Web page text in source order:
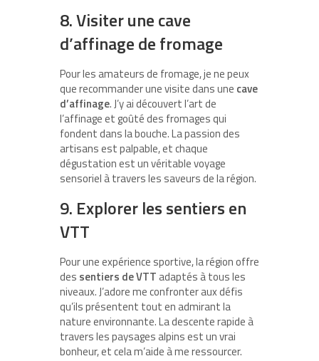
8. Visiter une cave
d’affinage de fromage
Pour les amateurs de fromage, je ne peux
que recommander une visite dans une cave
d’affinage. J’y ai découvert l’art de
l’affinage et goûté des fromages qui
fondent dans la bouche. La passion des
artisans est palpable, et chaque
dégustation est un véritable voyage
sensoriel à travers les saveurs de la région.
9. Explorer les sentiers en
VTT
Pour une expérience sportive, la région offre
des sentiers de VTT adaptés à tous les
niveaux. J’adore me confronter aux défis
qu’ils présentent tout en admirant la
nature environnante. La descente rapide à
travers les paysages alpins est un vrai
bonheur, et cela m’aide à me ressourcer.